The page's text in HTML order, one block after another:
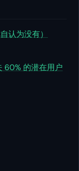
认为没有）
60% 的潜在用户